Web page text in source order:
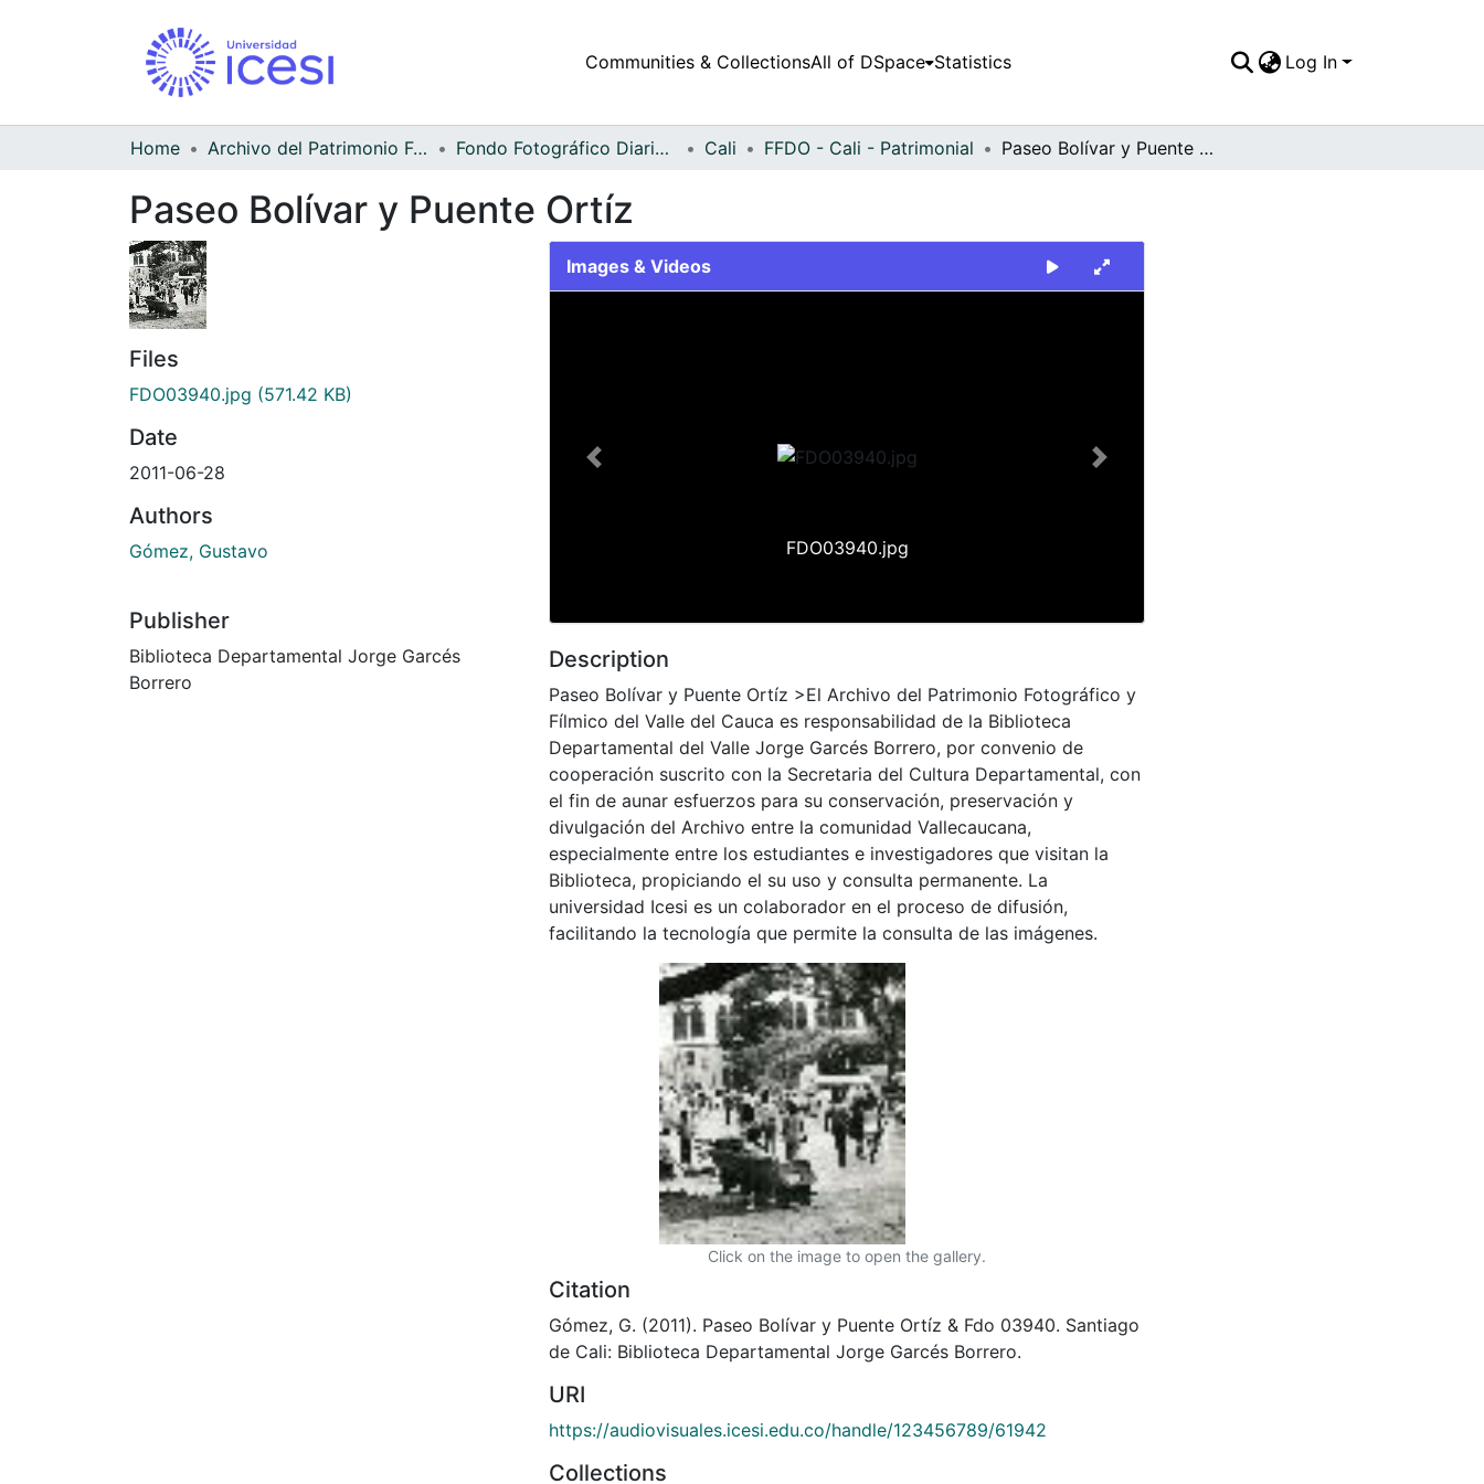
Communities & CollectionsAll of DSpace Statistics Log In
Home Archivo del Patrimonio Fotográfico y Fílmico del Valle del Cauca Fondo Fotográfico Diario Occidente Cali FFDO - Cali - Patrimonial Paseo Bolívar y Puente Ortíz
Paseo Bolívar y Puente Ortíz
Files
FDO03940.jpg (571.42 KB)
Date
2011-06-28
Authors
Gómez, Gustavo
Publisher
Biblioteca Departamental Jorge Garcés
Borrero
Images & Videos
FDO03940.jpg
Previous Next
Description
Paseo Bolívar y Puente Ortíz >El Archivo del Patrimonio Fotográfico y
Fílmico del Valle del Cauca es responsabilidad de la Biblioteca
Departamental del Valle Jorge Garcés Borrero, por convenio de
cooperación suscrito con la Secretaria del Cultura Departamental, con
el fin de aunar esfuerzos para su conservación, preservación y
divulgación del Archivo entre la comunidad Vallecaucana,
especialmente entre los estudiantes e investigadores que visitan la
Biblioteca, propiciando el su uso y consulta permanente. La
universidad Icesi es un colaborador en el proceso de difusión,
facilitando la tecnología que permite la consulta de las imágenes.
Click on the image to open the gallery.
Citation
Gómez, G. (2011). Paseo Bolívar y Puente Ortíz & Fdo 03940. Santiago
de Cali: Biblioteca Departamental Jorge Garcés Borrero.
URI
https://audiovisuales.icesi.edu.co/handle/123456789/61942
Collections